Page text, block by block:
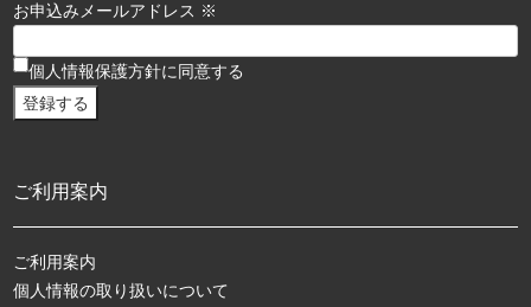
お申込みメールアドレス ※
個人情報保護方針に同意する
ご利用案内
ご利用案内
個人情報の取り扱いについて